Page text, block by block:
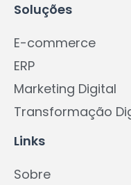
Soluções
E-commerce
ERP
Marketing Digital
Transformação
Links
Sobre